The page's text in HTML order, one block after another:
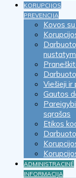
KORUPCIJOS
PREVENCIJA
Kovos
Viešieji ir
Gautos
sąrašas
Etikos
ADMINISTRACINĖ
INFORMACIJA